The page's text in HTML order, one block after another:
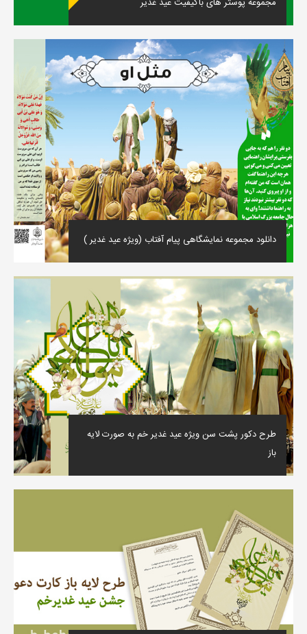
دانلود مجموعه نمایشگاهی پیام آفتاب (ویژه عید غدیر )
طرح دکور پشت سن ویژه عید غدیر خم به صورت لایه
باز